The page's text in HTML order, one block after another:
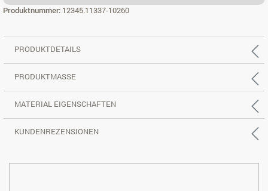
Produktnummer: 12345.11337-10260
PRODUKTDETAILS
PRODUKTMASSE
MATERIAL EIGENSCHAFTEN
KUNDENREZENSIONEN